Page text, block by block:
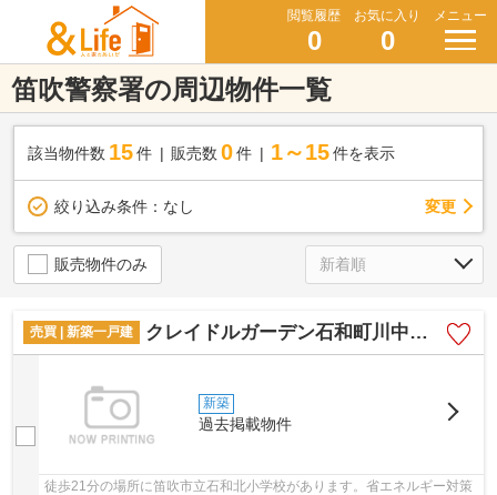
閲覧履歴
0
お気に入り
0
メニュー
笛吹警察署の周辺物件一覧
該当物件数 15件 販売数 0 件 1～15 件を表示
絞り込み条件： なし 変更
販売物件のみ
売買 | 新築一戸建 クレイドルガーデン石和町川中島第3 1号棟
新築
過去掲載物件
徒歩21分の場所に笛吹市立石和北小学校があります。省エネルギー対策